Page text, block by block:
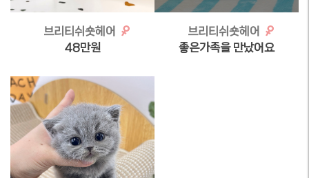
브리티쉬숏헤어
48만원
브리티쉬숏헤어
좋은가족을 만났어요